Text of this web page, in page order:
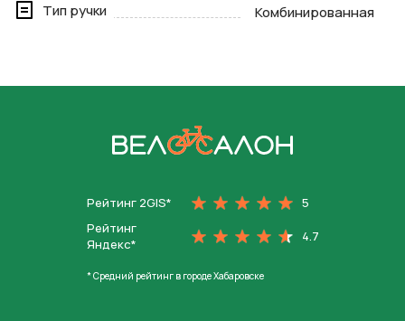
Тип ручки
Комбинированная
Рейтинг 2GIS*
5
Рейтинг
Яндекс*
4.7
* Средний рейтинг в городе Хабаровске